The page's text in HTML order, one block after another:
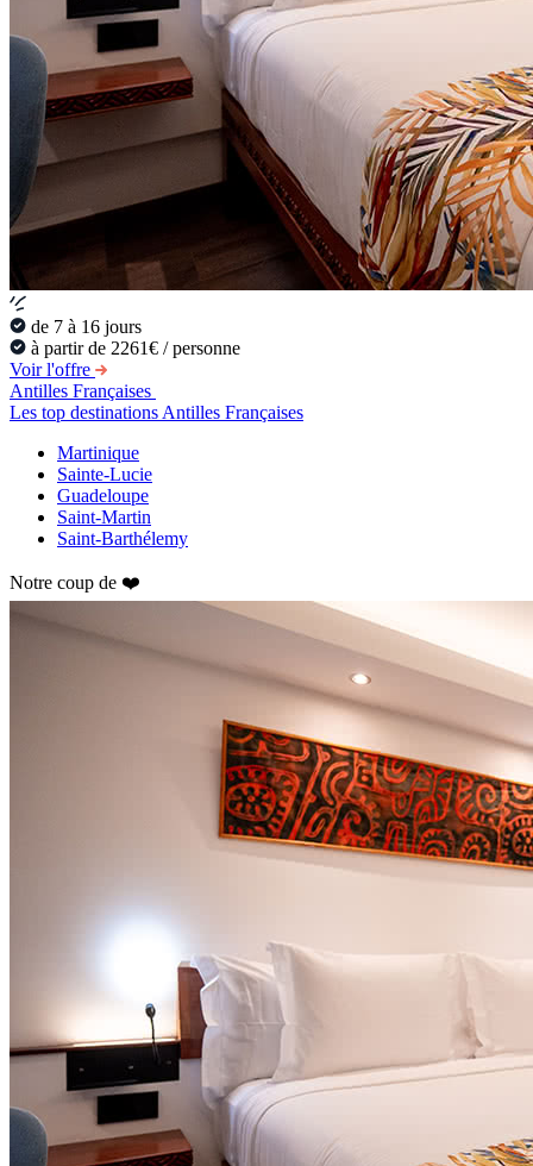
de 7 à 16 jours
à partir de 2261€ / personne
Voir l'offre
Antilles Françaises
Les top destinations Antilles Françaises
Martinique
Sainte-Lucie
Guadeloupe
Saint-Martin
Saint-Barthélemy
Notre coup de ❤️